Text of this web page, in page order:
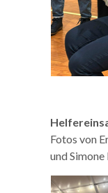
Fotos von
und